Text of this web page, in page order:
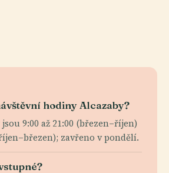
hodiny Alcazaby?
9:00 až 21:00 (březen–říjen)
zavřeno v pondělí.